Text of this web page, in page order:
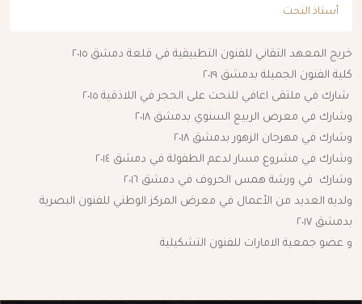
أستاذ النحت
خريج المعهد التقاني للفنون التطبيقية في قلعة دمشق ٢٠١٥
كلية الفنون الجميلة بدمشق ٢٠١٩
شارك في ملتقى اغافي للنحت على الحجر في اللاذقية ٢٠١٥
وشارك في معرض الربيع السنوي بدمشق ٢٠١٨
وشارك في مهرجان الزهور بدمشق ٢٠١٨
وشارك في مشروع مسار لدعم الطفولة في دمشق ٢٠١٤
وشارك في ورشة همس الحروف في دمشق ٢٠١٦
ولديه العديد من الأعمال في معرض المركز الوطني للفنون البصرية
بدمشق ٢٠١٧
و عضو جمعية الامارات للفنون التشكيلية